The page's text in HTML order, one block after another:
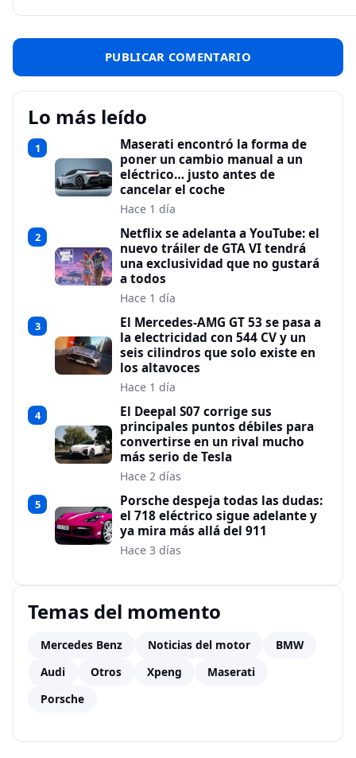
Lo más leído
1
Maserati encontró la forma de
poner un cambio manual a un
eléctrico… justo antes de
cancelar el coche
Hace 1 día
2
Netflix se adelanta a YouTube: el
nuevo tráiler de GTA VI tendrá
una exclusividad que no gustará
a todos
Hace 1 día
3
El Mercedes-AMG GT 53 se pasa a
la electricidad con 544 CV y un
seis cilindros que solo existe en
los altavoces
Hace 1 día
4
El Deepal S07 corrige sus
principales puntos débiles para
convertirse en un rival mucho
más serio de Tesla
Hace 2 días
5
Porsche despeja todas las dudas:
el 718 eléctrico sigue adelante y
ya mira más allá del 911
Hace 3 días
Temas del momento
Mercedes Benz Noticias del motor
BMW
Audi
Otros Xpeng
Maserati
Porsche